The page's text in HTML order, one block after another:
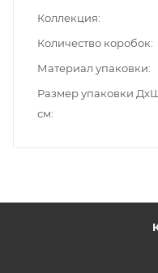
Коллекция
Количество коробок
Материал упаковки
Размер упаковки
см